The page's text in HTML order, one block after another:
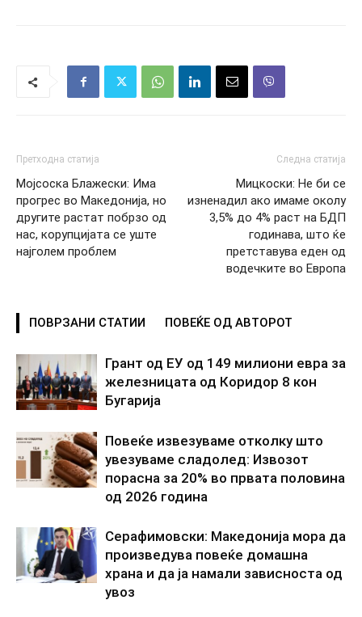
Претходна статија
Мојсоска Блажески: Има
прогрес во Македонија, но
другите растат побрзо од
нас, корупцијата се уште
најголем проблем
Следна статија
Мицкоски: Не би се
изненадил ако имаме околу
3,5% до 4% раст на БДП
годинава, што ќе
претставува еден од
водечките во Европа
ПОВРЗАНИ СТАТИИ ПОВЕЌЕ ОД АВТОРОТ
Грант од ЕУ од 149 милиони евра за
железницата од Коридор 8 кон
Бугарија
Повеќе извезуваме отколку што
увезуваме сладолед: Извозот
порасна за 20% во првата половина
од 2026 година
Серафимовски: Македонија мора да
произведува повеќе домашна
храна и да ја намали зависноста од
увоз